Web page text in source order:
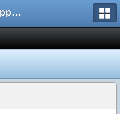
AMXX.pl: Support AMX Mod X i SourceMod